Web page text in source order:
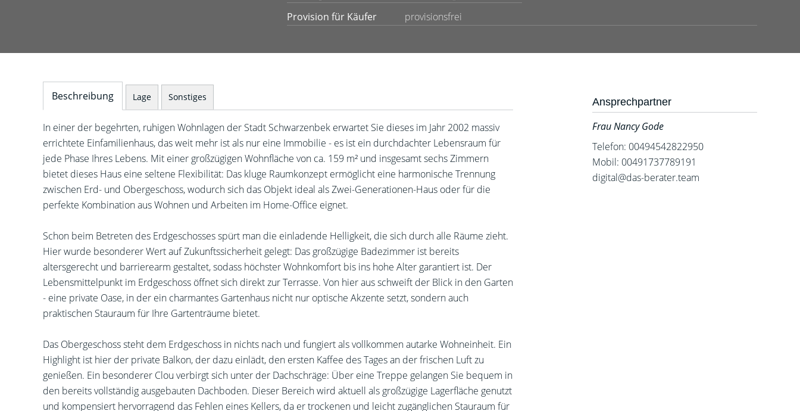
Provision für Käufer
provisionsfrei
Beschreibung Lage Sonstiges
In einer der begehrten, ruhigen Wohnlagen der Stadt Schwarzenbek erwartet Sie dieses im Jahr 2002 massiv
errichtete Einfamilienhaus, das weit mehr ist als nur eine Immobilie - es ist ein durchdachter Lebensraum für
jede Phase Ihres Lebens. Mit einer großzügigen Wohnfläche von ca. 159 m² und insgesamt sechs Zimmern
bietet dieses Haus eine seltene Flexibilität: Das kluge Raumkonzept ermöglicht eine harmonische Trennung
zwischen Erd- und Obergeschoss, wodurch sich das Objekt ideal als Zwei-Generationen-Haus oder für die
perfekte Kombination aus Wohnen und Arbeiten im Home-Office eignet.
Schon beim Betreten des Erdgeschosses spürt man die einladende Helligkeit, die sich durch alle Räume zieht.
Hier wurde besonderer Wert auf Zukunftssicherheit gelegt: Das großzügige Badezimmer ist bereits
altersgerecht und barrierearm gestaltet, sodass höchster Wohnkomfort bis ins hohe Alter garantiert ist. Der
Lebensmittelpunkt im Erdgeschoss öffnet sich direkt zur Terrasse. Von hier aus schweift der Blick in den Garten
- eine private Oase, in der ein charmantes Gartenhaus nicht nur optische Akzente setzt, sondern auch
praktischen Stauraum für Ihre Gartenträume bietet.
Das Obergeschoss steht dem Erdgeschoss in nichts nach und fungiert als vollkommen autarke Wohneinheit. Ein
Highlight ist hier der private Balkon, der dazu einlädt, den ersten Kaffee des Tages an der frischen Luft zu
genießen. Ein besonderer Clou verbirgt sich unter der Dachschräge: Über eine Treppe gelangen Sie bequem in
den bereits vollständig ausgebauten Dachboden. Dieser Bereich wird aktuell als großzügige Lagerfläche genutzt
und kompensiert hervorragend das Fehlen eines Kellers, da er trockenen und leicht zugänglichen Stauraum für
Ansprechpartner
Frau Nancy Gode
Telefon: 00494542822950
Mobil: 00491737789191
digital@das-berater.team